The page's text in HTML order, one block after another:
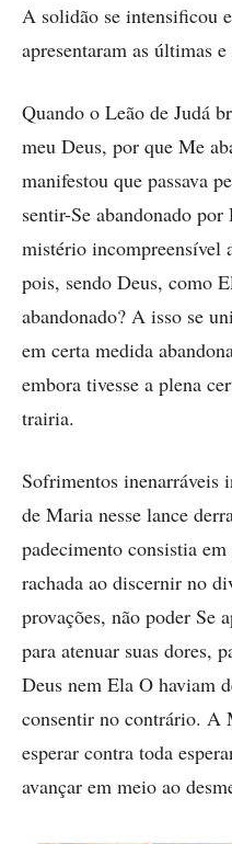
A solidão se intensificou
apresentaram as últimas
Quando o Leão de Judá
meu Deus, por que Me
manifestou que passava
sentir-Se abandonado
mistério incompreensível
pois, sendo Deus, como
abandonado? A isso se
em certa medida
embora tivesse a plena
trairia.
Sofrimentos inenarráveis
de Maria nesse lance
padecimento consistia
rachada ao discernir no
provações, não poder Se
para atenuar suas dores,
Deus nem Ela O haviam
consentir no contrário. A
esperar contra toda
avançar em meio ao